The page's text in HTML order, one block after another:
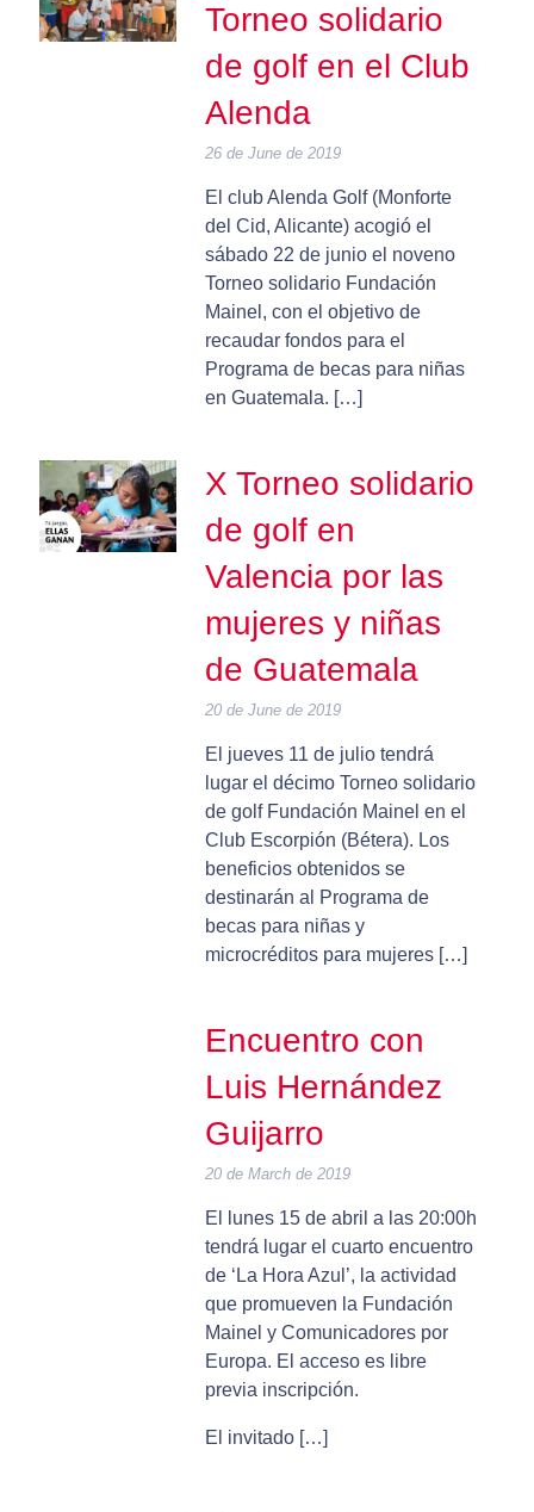
Torneo solidario
de golf en el Club
Alenda
26 de June de 2019
El club Alenda Golf (Monforte
del Cid, Alicante) acogió el
sábado 22 de junio el noveno
Torneo solidario Fundación
Mainel, con el objetivo de
recaudar fondos para el
Programa de becas para niñas
en Guatemala. […]
X Torneo solidario
de golf en
Valencia por las
mujeres y niñas
de Guatemala
20 de June de 2019
El jueves 11 de julio tendrá
lugar el décimo Torneo solidario
de golf Fundación Mainel en el
Club Escorpión (Bétera). Los
beneficios obtenidos se
destinarán al Programa de
becas para niñas y
microcréditos para mujeres […]
Encuentro con
Luis Hernández
Guijarro
20 de March de 2019
El lunes 15 de abril a las 20:00h
tendrá lugar el cuarto encuentro
de ‘La Hora Azul’, la actividad
que promueven la Fundación
Mainel y Comunicadores por
Europa. El acceso es libre
previa inscripción.
El invitado […]